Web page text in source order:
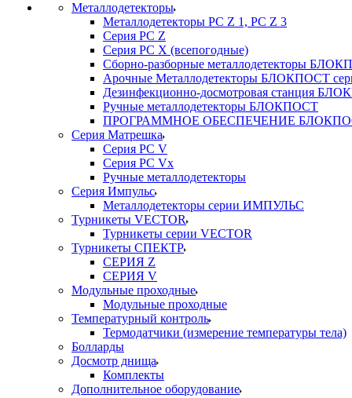
Металлодетекторы
Металлодетекторы РС Z 1, PC Z 3
Серия РС Z
Серия РС X (всепогодные)
Сборно-разборные металлодетекторы
Арочные Металлодетекторы БЛОКПОСТ
Дезинфекционно-досмотровая станция
Ручные металлодетекторы БЛОКПОСТ
ПРОГРАММНОЕ ОБЕСПЕЧЕНИЕ
Серия Матрешка
Серия PC V
Серия PC Vx
Ручные металлодетекторы
Серия Импульс
Металлодетекторы серии ИМПУЛЬС
Турникеты VECTOR
Турникеты серии VECTOR
Турникеты СПЕКТР
СЕРИЯ Z
СЕРИЯ V
Модульные проходные
Модульные проходные
Температурный контроль
Термодатчики (измерение температуры тела)
Болларды
Досмотр днища
Комплекты
Дополнительное оборудование